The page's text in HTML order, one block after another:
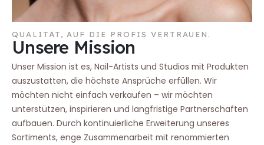
QUALITÄT, AUF DIE PROFIS VERTRAUEN.
Unsere Mission
Unser Mission ist es, Nail-Artists und Studios mit Produkten
auszustatten, die höchste Ansprüche erfüllen. Wir
möchten nicht einfach verkaufen – wir möchten
unterstützen, inspirieren und langfristige Partnerschaften
aufbauen. Durch kontinuierliche Erweiterung unseres
Sortiments, enge Zusammenarbeit mit renommierten